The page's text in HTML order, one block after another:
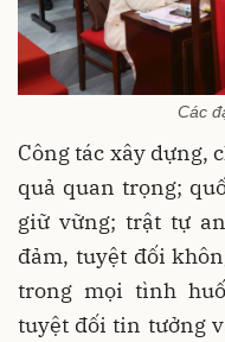
Các
Công tác xây dựng,
quả quan trọng;
giữ vững; trật tự
đảm, tuyệt đối
trong mọi tình
tuyệt đối tin tưởng